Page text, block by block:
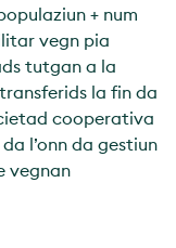
+ num
vegn pia
tutgan a la
la fin da
cooperativa
l’onn da gestiun
vegnan